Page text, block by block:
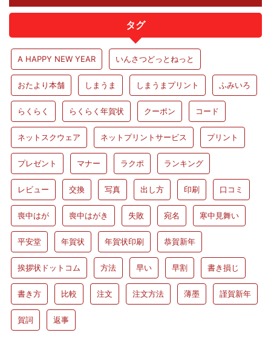
タグ
A HAPPY NEW YEAR いんさつどっとねっと
おたより本舗 しまうま しまうまプリント ふみいろ
らくらく らくらく年賀状 クーポン コード
ネットスクウェア ネットプリントサービス プリント
プレゼント マナー ラクポ ランキング
レビュー 交換 写真 出し方 印刷 口コミ
喪中はが 喪中はがき 失敗 宛名 寒中見舞い
平安堂 年賀状 年賀状印刷 恭賀新年
挨拶状ドットコム 方法 早い 早割 書き損じ
書き方 比較 注文 注文方法 薄墨 謹賀新年
賀詞 返事